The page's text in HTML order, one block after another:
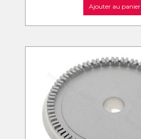
Ajouter au panier